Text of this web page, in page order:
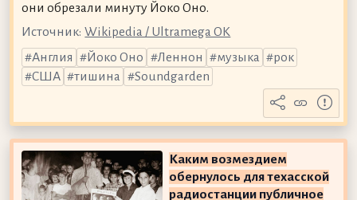
они обрезали минуту Йоко Оно.
Источник: Wikipedia / Ultramega OK
Англия
Йоко Оно Леннон музыка
рок
США
тишина Soundgarden
Каким возмездием
обернулось для техасской
радиостанции публичное